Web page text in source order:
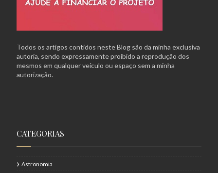
Todos os artigos contidos neste Blog são da minha exclusiva
autoria, sendo expressamente proibido a reprodução dos
mesmos em qualquer veículo ou espaço sem a minha
autorização.
CATEGORIAS
Astronomia